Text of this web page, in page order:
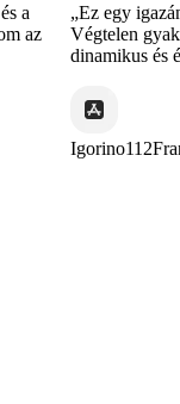
„Ez egy igazán
Végtelen
dinamikus és
Igorino112France